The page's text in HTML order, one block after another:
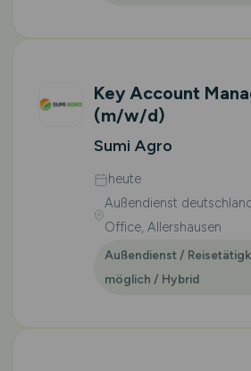
Key Account
(m/w/d)
Sumi Agro
heute
Außendienst
Office, Allershausen
Außendienst /
möglich / Hybrid